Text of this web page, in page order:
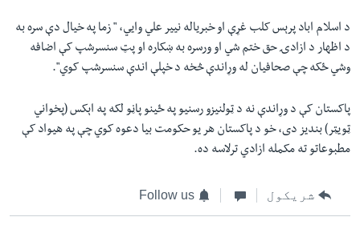
د اسلام اباد پرېس کلب غړې او خبرياله نيير علي وايي، " زما په خيال دې سره به
د اظهار د ازادۍ حق ختم شي او ورسره به ښکاره او پټ سنسرشپ کې اضافه
وشي ځکه چې صحافيان له وړاندې څخه د خپلې اندې سنسرشپ کوي".
پاکستان کې د وړاندې نه د ټولنيزو رسنيو په ځينو پاڼو لکه په اېکس (پخواني
ټويټر) بنديز دی، خو د پاکستان هر يو حکومت بيا دعوه کوي چې په هيواد کې
مطبوعاتو ته مکمله ازادي ترلاسه ده.
شریکول Follow us